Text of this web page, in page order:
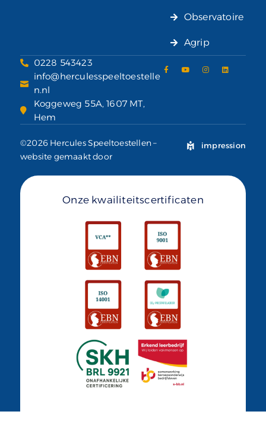
Observatoire
Agrip
0228 543423
info@herculesspeeltoestelle
n.nl
Koggeweg 55A, 1607 MT,
Hem
©2026 Hercules Speeltoestellen –
website gemaakt door
impression
Onze kwailiteitscertificaten